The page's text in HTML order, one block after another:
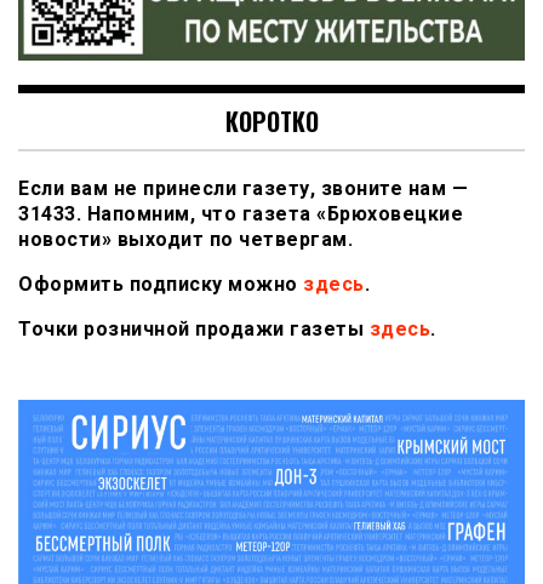
КОРОТКО
Если вам не принесли газету, звоните нам —
31433. Напомним, что газета «Брюховецкие
новости» выходит по четвергам.
Оформить подписку можно здесь.
Точки розничной продажи газеты здесь.